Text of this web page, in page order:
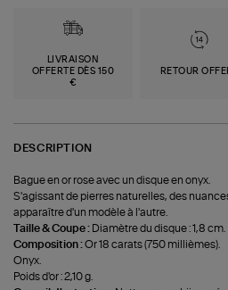
LIVRAISON
OFFERTE DÈS 150
€
RETOUR
DESCRIPTION
Bague en or rose avec un disque en onyx.
S'agissant de pierres naturelles, des
apparaître d'un modèle à l'autre.
Taille & Coupe : Diamètre du disque : 1,8 cm.
Composition :Or 18 carats (750 millièmes).
Onyx.
Poids d'or : 2,10 g.